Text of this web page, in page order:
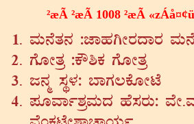
²æÃ ²æÃ 1008 ²æÃ
ªÀÄ£ÉvÀ£À :eÁºÀVÃgÀzÁgÀ
UÉÆÃvÀæ :PË²PÀ UÉÆÃvÀæ
d£Àä ¸ÀÜ¼À: ¨ÁUÀ®PÉÆÃmÉ
¥ÀÆªÁð±ÀæªÀÄzÀ ºÉ¸ÀgÀÄ: